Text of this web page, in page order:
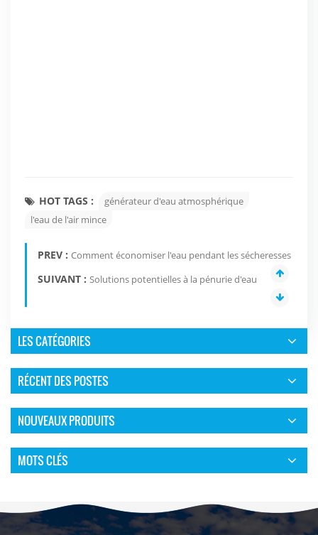
HOT TAGS :
générateur d'eau atmosphérique
l'eau de l'air mince
PREV : Comment économiser l'eau pendant les sécheresses
SUIVANT : Solutions potentielles à la pénurie d'eau
LES CATÉGORIES
RÉCENT DES POSTES
NOUVEAUX PRODUITS
MOTS CLÉS